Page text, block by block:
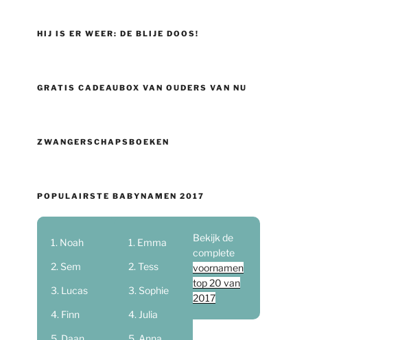
HIJ IS ER WEER: DE BLIJE DOOS!
GRATIS CADEAUBOX VAN OUDERS VAN NU
ZWANGERSCHAPSBOEKEN
POPULAIRSTE BABYNAMEN 2017
Noah
Sem
Lucas
Finn
Emma
Tess
Sophie
Julia
Bekijk de
complete
voornamen
top 20 van
2017